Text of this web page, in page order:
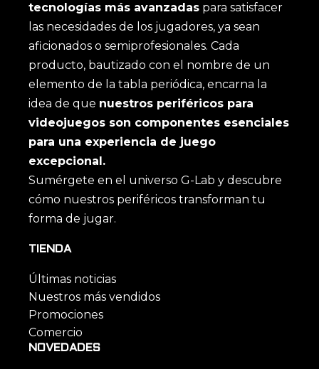
tecnologías más avanzadas para satisfacer
las necesidades de los jugadores, ya sean
aficionados o semiprofesionales. Cada
producto, bautizado con el nombre de un
elemento de la tabla periódica, encarna la
idea de que nuestros periféricos para
videojuegos son componentes esenciales
para una experiencia de juego
excepcional.
Sumérgete en el universo G-Lab y descubre
cómo nuestros periféricos transforman tu
forma de jugar.
TIENDA
Últimas noticias
Nuestros más vendidos
Promociones
Comercio
NOVEDADES